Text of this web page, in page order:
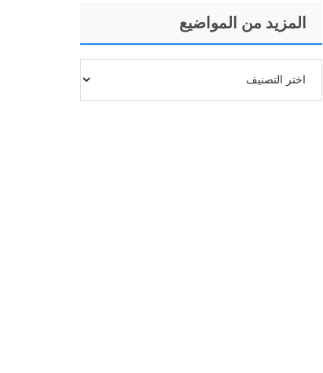
المزيد من المواضيع
المواضيع